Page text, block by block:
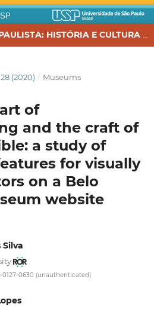
(2020) / Museums
of
and the craft of
a study of
for visually
on a Belo
website
0630 (unauthenticated)